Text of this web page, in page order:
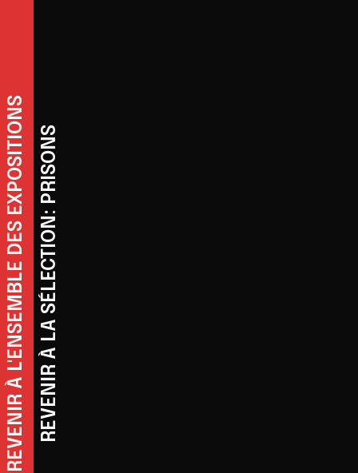
REVENIR À L'ENSEMBLE DES EXPOSITIONSREVENIR À LA SÉLECTION: PRISONS